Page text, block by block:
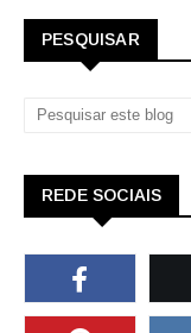
PESQUISAR
REDE SOCIAIS